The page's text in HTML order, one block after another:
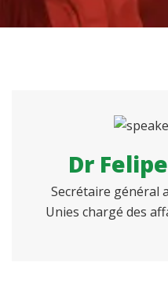
Dr
Secrétaire général
Unies chargé des